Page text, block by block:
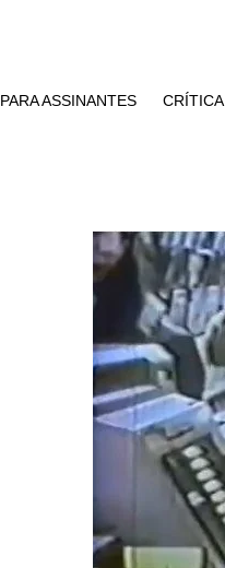
PARA ASSINANTES CRÍTICA